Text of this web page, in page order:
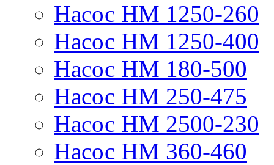
Насос НМ 1250-260
Насос НМ 1250-400
Насос НМ 180-500
Насос НМ 250-475
Насос НМ 2500-230
Насос НМ 360-460